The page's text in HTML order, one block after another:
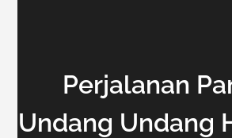
Perjalanan
Undang Undang